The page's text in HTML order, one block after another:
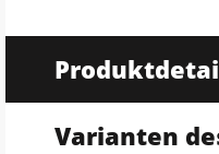
Varianten